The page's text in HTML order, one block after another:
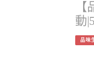
動
品味